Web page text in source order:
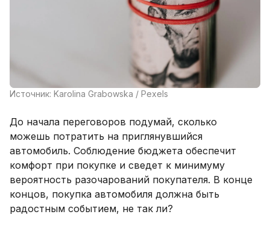
Источник: Karolina Grabowska / Pexels
До начала переговоров подумай, сколько
можешь потратить на приглянувшийся
автомобиль. Соблюдение бюджета обеспечит
комфорт при покупке и сведет к минимуму
вероятность разочарований покупателя. В конце
концов, покупка автомобиля должна быть
радостным событием, не так ли?